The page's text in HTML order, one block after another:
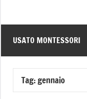
USATO MONTESSORI
Tag:gennaio